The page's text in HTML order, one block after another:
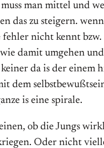
man mittel und
das zu steigern.
fehler nicht kennt
damit umgehen
keiner da is der einem
dem
is eine spirale.
ob die Jungs
Oder nicht